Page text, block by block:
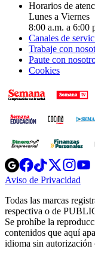
Horarios de
Lunes a Viernes
8:00 a.m. a 6:00
Canales de
Trabaje con
Paute con
Cookies
Opens
in
new
Opens
in
new
Opens
in
new
window
new
Aviso de Privacidad
Todas las marcas
respectiva o de
Se prohíbe la
contenidos que aquí
idioma sin autorización